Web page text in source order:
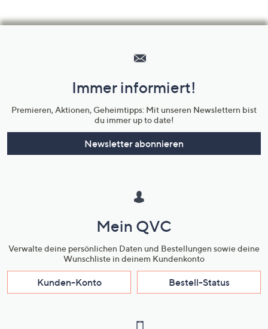
Unternehmensinformationen
Immer informiert!
Premieren, Aktionen, Geheimtipps: Mit unseren Newslettern bist
du immer up to date!
Newsletter abonnieren
Mein QVC
Verwalte deine persönlichen Daten und Bestellungen sowie deine
Wunschliste in deinem Kundenkonto
Kunden-Konto Bestell-Status